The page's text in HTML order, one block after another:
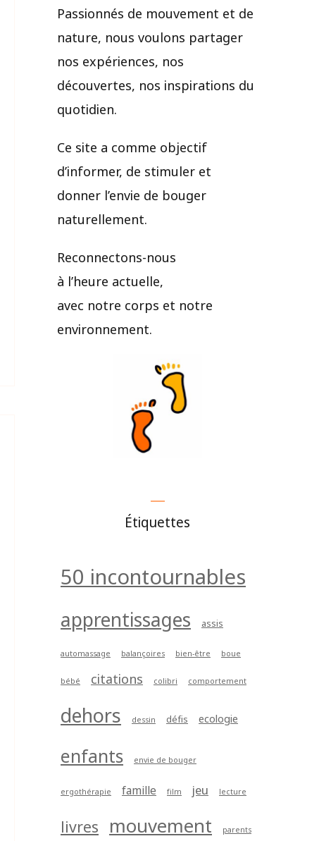
Passionnés de mouvement et de
nature, nous voulons partager
nos expériences, nos
découvertes, nos inspirations du
quotidien.​
Ce site a comme objectif
d’informer, de stimuler et
donner l’envie de bouger
naturellement.
Reconnectons-nous
à l’heure actuelle,
avec notre corps et notre
environnement.
Étiquettes
50 incontournables
apprentissages assis
automassage balançoires bien-être boue
bébé citations colibri comportement
dehors dessin défis ecologie
enfants envie de bouger
ergothérapie famille film jeu lecture
livres mouvement parents